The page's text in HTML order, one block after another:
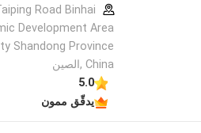
Road Binhai
Development Area
Shandong Province
China ,الصين
5.0
يدقّق ممون